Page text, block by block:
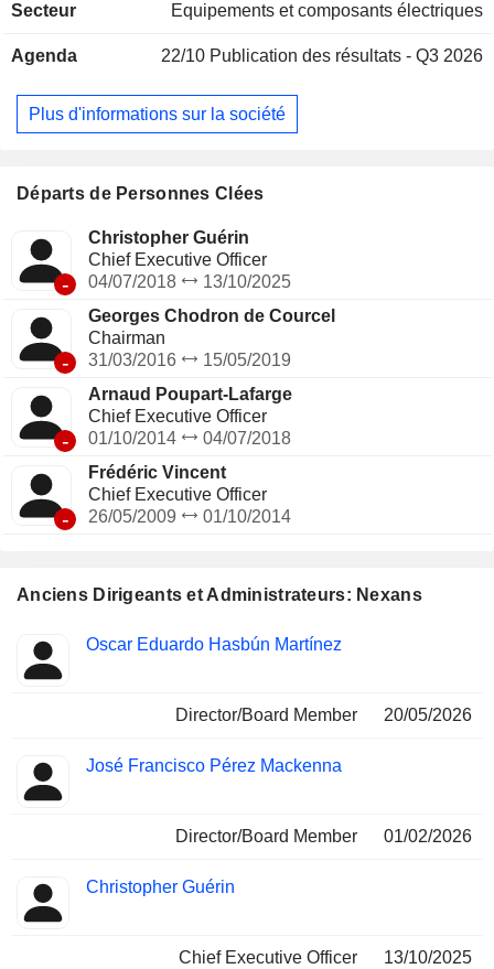
Anciens Dirigeants et Administrateurs: Nexans
Insider
Fonctions
Oscar Eduardo Hasbún Martínez
Director/Board Member 20/05/2026
José Francisco Pérez Mackenna
Director/Board Member 01/02/2026
Christopher Guérin
Chief Executive Officer
13/10/2025
services tout au long de la chaîne de valeur dans trois
les services publics et l'e-mobilité), Haute Tension & Projets
sous-marines, la haute tension terrestre), et Industrie &
Solutions (incluant les énergies renouvelables, le transport,
industrielle dans 41 pays et des activités commerciales dans
MdsEUR.
Secteur Equipements et composants électriques
Agenda 22/10 Publication des résultats - Q3 2026
Plus d'informations sur la société
Départs de Personnes Clées
-
Christopher Guérin
Chief Executive Officer
04/07/2018
13/10/2025
-
Georges Chodron de Courcel
Chairman
31/03/2016
15/05/2019
-
Arnaud Poupart-Lafarge
Chief Executive Officer
01/10/2014
04/07/2018
-
Frédéric Vincent
Chief Executive Officer
26/05/2009
01/10/2014